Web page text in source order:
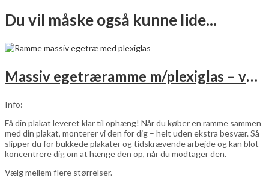
Du vil måske også kunne lide...
Massiv egetræramme m/plexiglas – vælg størrelse
Info:
Få din plakat leveret klar til ophæng! Når du køber en ramme sammen
med din plakat, monterer vi den for dig – helt uden ekstra besvær. Så
slipper du for bukkede plakater og tidskrævende arbejde og kan blot
koncentrere dig om at hænge den op, når du modtager den.
Vælg mellem flere størrelser.